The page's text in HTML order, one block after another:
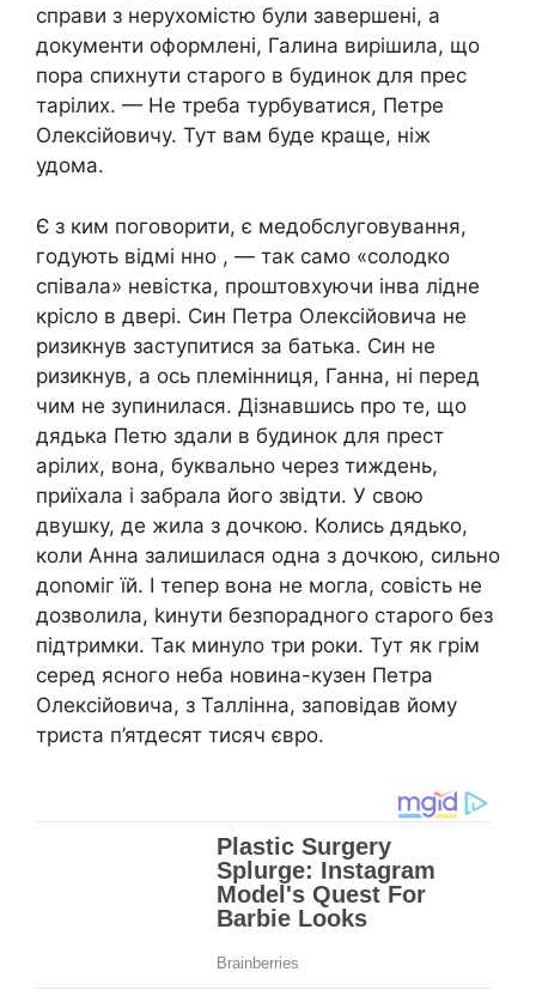
справи з нерухомістю були завершені, а
документи оформлені, Галина вирішила, що
пора спихнути старого в будинок для прес
тарілих. — Не треба турбуватися, Петре
Олексійовичу. Тут вам буде краще, ніж
удома.
Є з ким поговорити, є медобслуговування,
годують відмі нно , — так само «солодко
співала» невістка, проштовхуючи інва лідне
крісло в двері. Син Петра Олексійовича не
ризикнув заступитися за батька. Син не
ризикнув, а ось племінниця, Ганна, ні перед
чим не зупинилася. Дізнавшись про те, що
дядька Петю здали в будинок для прест
арілих, вона, буквально через тиждень,
приїхала і забрала його звідти. У свою
двушку, де жила з дочкою. Колись дядько,
коли Анна залишилася одна з дочкою, сильно
доnоміг їй. І тепер вона не могла, совість не
дозволила, kинути безпорадного старого без
підтримки. Так минуло три роки. Тут як грім
серед ясного неба новина-кузен Петра
Олексійовича, з Таллінна, заповідав йому
триста п’ятдесят тисяч євро.